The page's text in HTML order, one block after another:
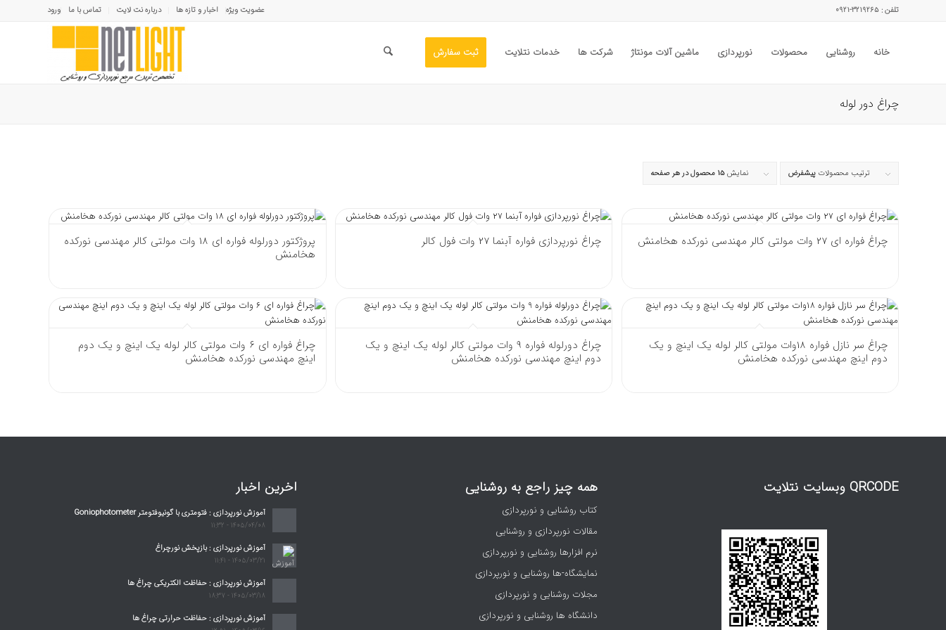
عضویت ویژه اخبار و تازه ها درباره نت لایت تماس با ما ورود تلفن : ۳۲۱۹۲۶۵-۰۹۲۱
خانه روشنایی محصولات نورپردازی ماشین آلات مونتاژ شرکت ها خدمات نتلایت ثبت سفارش
چراغ دور لوله
ترتیب محصولات پیشفرض نمایش15 محصول در هر صفحه
چراغ فواره ای 27 وات مولتی کالر مهندسی نورکده هخامنش چراغ نورپردازی فواره آبنما 27 وات فول کالر پروژکتور دورلوله فواره ای 18 وات مولتی کالر مهندسی نورکده
هخامنش
چراغ سر نازل فواره 18وات مولتی کالر لوله یک اینچ و یک
دوم اینچ مهندسی نورکده هخامنش
چراغ دورلوله فواره 9 وات مولتی کالر لوله یک اینچ و یک
دوم اینچ مهندسی نورکده هخامنش
چراغ فواره ای 6 وات مولتی کالر لوله یک اینچ و یک دوم
اینچ مهندسی نورکده هخامنش
QRCODE وبسایت نتلایت همه چیز راجع به روشنایی
کتاب روشنایی و نورپردازی
مقالات نورپردازی و روشنایی
نرم افزارها روشنایی و نورپردازی
نمایشگاه-ها روشنایی و نورپردازی
مجلات روشنایی و نورپردازی
دانشگاه ها روشنایی و نورپردازی
اخرین اخبار
آموزش نورپردازی : فتومتری با گونیوفتومتر Goniophotometer
1405/04/08 - 11:32
آموزش نورپردازی : بازپخش نورچراغ
1405/03/21 - 11:41
آموزش نورپردازی : حفاظت الکتریکی چراغ ها
1405/03/18 - 18:37
آموزش نورپردازی : حفاظت حرارتی چراغ ها